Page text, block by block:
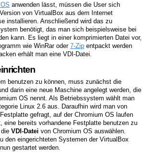
anwenden lässt, müssen die User sich
von VirtualBox aus dem Internet
installieren. Anschließend wird das zu
benötigt, das man sich beispielsweise bei
kann. Es liegt in einer komprimierten Datei vor,
wie WinRar oder 7-Zip entpackt werden
erhält man eine VDI-Datei.
benutzen zu können, muss zunächst die
darin eine neue Maschine angelegt werden, die
OS nennt. Als Betriebssystem wählt man
Linux 2.6 aus. Daraufhin wird man von
gefragt, auf der Chromium OS laufen
eine bereits vorhandene Festplatte benutzen zu
VDI-Datei von Chromium OS auswählen.
den eingerichteten Systemen der VirtualBox
gestartet werden.